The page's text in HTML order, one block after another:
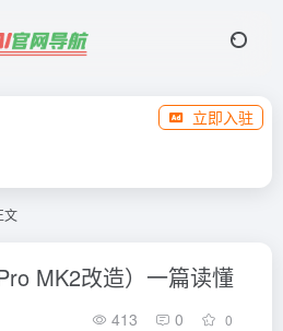
立即入驻
文
MK2改造）一篇读懂
413 0 0